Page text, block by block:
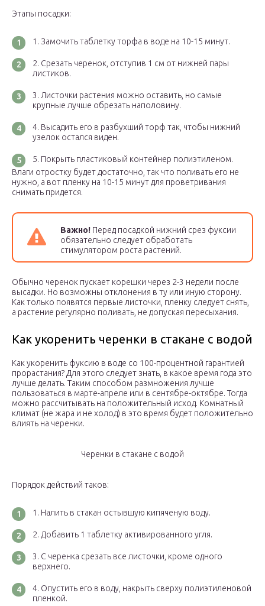
Этапы посадки:
Замочить таблетку торфа в воде на 10-15 минут.
Срезать черенок, отступив 1 см от нижней пары
листиков.
Листочки растения можно оставить, но самые
крупные лучше обрезать наполовину.
Высадить его в разбухший торф так, чтобы нижний
узелок остался виден.
Покрыть пластиковый контейнер полиэтиленом.
Влаги отростку будет достаточно, так что поливать его не
нужно, а вот пленку на 10-15 минут для проветривания
снимать придется.
Важно! Перед посадкой нижний срез фуксии
обязательно следует обработать
стимулятором роста растений.
Обычно черенок пускает корешки через 2-3 недели после
высадки. Но возможны отклонения в ту или иную сторону.
Как только появятся первые листочки, пленку следует снять,
а растение регулярно поливать, не допуская пересыхания.
Как укоренить черенки в стакане с водой
Как укоренить фуксию в воде со 100-процентной гарантией
прорастания? Для этого следует знать, в какое время года это
лучше делать. Таким способом размножения лучше
пользоваться в марте-апреле или в сентябре-октябре. Тогда
можно рассчитывать на положительный исход. Комнатный
климат (не жара и не холод) в это время будет положительно
влиять на черенки.
Черенки в стакане с водой
Порядок действий таков:
Налить в стакан остывшую кипяченую воду.
Добавить 1 таблетку активированного угля.
С черенка срезать все листочки, кроме одного
верхнего.
Опустить его в воду, накрыть сверху полиэтиленовой
пленкой.